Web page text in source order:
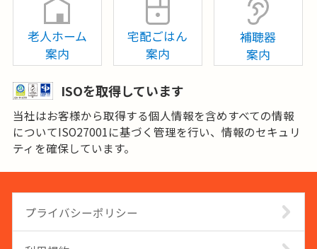
老人ホーム
案内
宅配ごはん
案内
補聴器
案内
ISOを取得しています
当社はお客様から取得する個人情報を含めすべての情報
についてISO27001に基づく管理を行い、情報のセキュリ
ティを確保しています。
プライバシーポリシー